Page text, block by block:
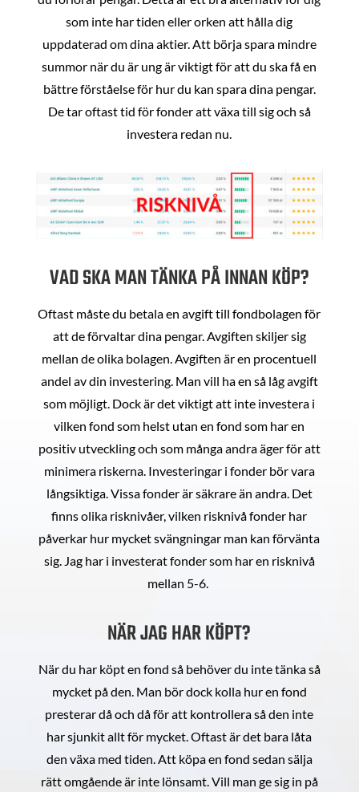
som inte har tiden eller orken att hålla dig
uppdaterad om dina aktier. Att börja spara mindre
summor när du är ung är viktigt för att du ska få en
bättre förståelse för hur du kan spara dina pengar.
De tar oftast tid för fonder att växa till sig och så
investera redan nu.
VAD SKA MAN TÄNKA PÅ INNAN KÖP?
Oftast måste du betala en avgift till fondbolagen för
att de förvaltar dina pengar. Avgiften skiljer sig
mellan de olika bolagen. Avgiften är en procentuell
andel av din investering. Man vill ha en så låg avgift
som möjligt. Dock är det viktigt att inte investera i
vilken fond som helst utan en fond som har en
positiv utveckling och som många andra äger för att
minimera riskerna. Investeringar i fonder bör vara
långsiktiga. Vissa fonder är säkrare än andra. Det
finns olika risknivåer, vilken risknivå fonder har
påverkar hur mycket svängningar man kan förvänta
sig. Jag har i investerat fonder som har en risknivå
mellan 5-6.
NÄR JAG HAR KÖPT?
När du har köpt en fond så behöver du inte tänka så
mycket på den. Man bör dock kolla hur en fond
presterar då och då för att kontrollera så den inte
har sjunkit allt för mycket. Oftast är det bara låta
den växa med tiden. Att köpa en fond sedan sälja
rätt omgående är inte lönsamt. Vill man ge sig in på